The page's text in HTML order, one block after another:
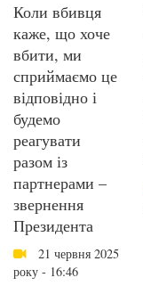
Коли вбивця
каже, що хоче
вбити, ми
сприймаємо це
відповідно і
будемо
реагувати
разом із
партнерами –
звернення
Президента
21 червня 2025
року - 16:46